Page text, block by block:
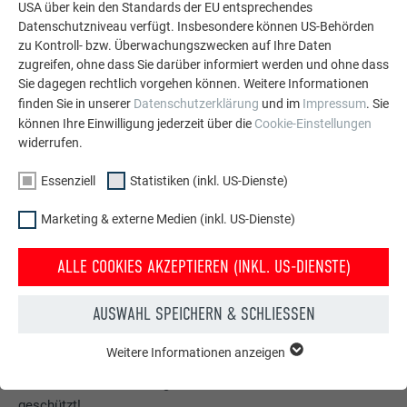
Kostenlos PREFA Prospekte bestellen
Hochwasserschutz – mit PREFA Produkten aus Aluminium
USA über kein den Standards der EU entsprechendes
Datenschutzniveau verfügt. Insbesondere können US-Behörden
zu Kontroll- bzw. Überwachungszwecken auf Ihre Daten
zugreifen, ohne dass Sie darüber informiert werden und ohne dass
Sie dagegen rechtlich vorgehen können. Weitere Informationen
finden Sie in unserer Datenschutzerklärung und im Impressum. Sie
können Ihre Einwilligung jederzeit über die Cookie-Einstellungen
widerrufen.
Essenziell Statistiken (inkl. US-Dienste)
Marketing & externe Medien (inkl. US-Dienste)
ALLE COOKIES AKZEPTIEREN (INKL. US-DIENSTE)
AUSWAHL SPEICHERN & SCHLIESSEN
Funktionen der Website benötigt. Dadurch ist gewährleistet,
Weitere Informationen anzeigen